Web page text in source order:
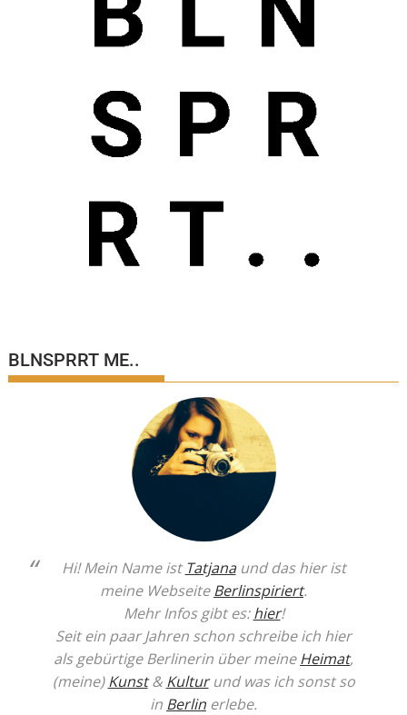
BLNSPRRT ME..
Hi! Mein Name ist Tatjanaund das hier ist
meine WebseiteBerlinspiriert.
Mehr Infos gibt es:hier!
Seit ein paar Jahren schon schreibe ich hier
als gebürtige Berlinerin über meineHeimat,
(meine)Kunst& Kulturund was ich sonst so
in Berlin erlebe.